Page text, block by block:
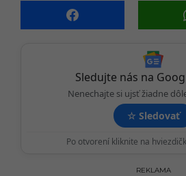
n
Sledujte nás na
Nenechajte si ujsť žiadne
☆ Sledovať
Po otvorení kliknite na
REKLAMA